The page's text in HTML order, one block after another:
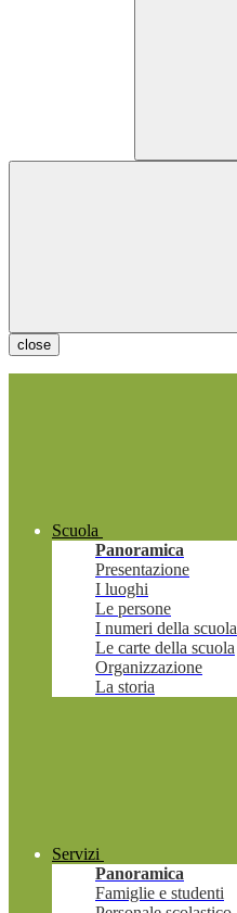
close
Scuola
Panoramica
Presentazione
I luoghi
Le persone
I numeri della scuola
Le carte della scuola
Organizzazione
La storia
Servizi
Panoramica
Famiglie e studenti